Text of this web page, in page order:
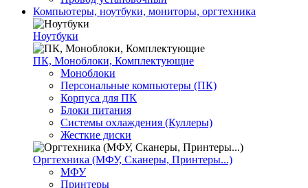
Компьютеры, ноутбуки, мониторы, оргтехника
Ноутбуки
ПК, Моноблоки, Комплектующие
Моноблоки
Персональные компьютеры (ПК)
Корпуса для ПК
Блоки питания
Системы охлаждения (Куллеры)
Жесткие диски
Оргтехника (МФУ, Сканеры, Принтеры...)
МФУ
Принтеры